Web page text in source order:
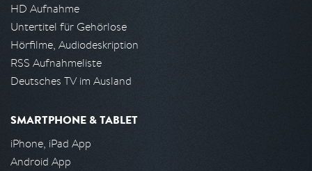
HD Aufnahme
Untertitel für Gehörlose
Hörfilme, Audiodeskription
RSS Aufnahmeliste
Deutsches TV im Ausland
SMARTPHONE & TABLET
iPhone, iPad App
Android App